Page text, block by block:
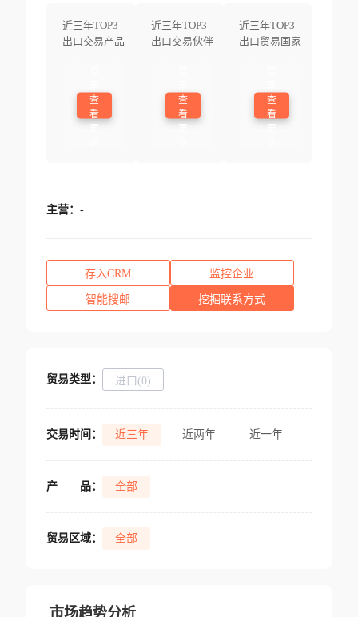
近三年TOP3
出口交易产品
查
看
近三年TOP3
出口交易伙伴
查
看
近三年TOP3
出口贸易国家
查
看
主营： -
存入CRM 监控企业
智能搜邮 挖掘联系方式
贸易类型： 进口(0)
交易时间： 近三年 近两年 近一年
产 品： 全部
贸易区域： 全部
市场趋势分析